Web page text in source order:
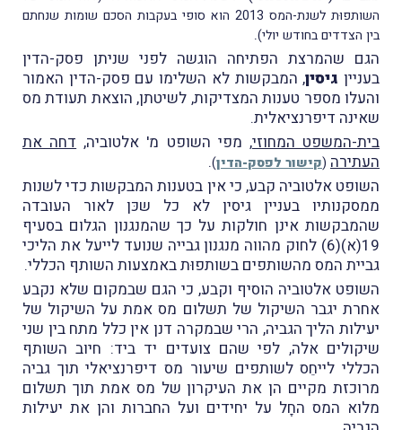
השותפוּת לשנת-המס 2013 הוא סופי בעקבות הסכם שומות שנחתם
בין הצדדים בחודש יולי).
הגם שהמרצת הפתיחה הוגשה לפני שניתן פסק-הדין
בעניין גיסין, המבקשות לא השלימו עם פסק-הדין האמור
והעלו מספר טענות המצדיקות, לשיטתן, הוצאת תעודת מס
שאינה דיפרנציאלית.
בית-המשפט המחוזי, מפי השופט מ' אלטוביה, דחה את
העתירה (קישור לפסק-הדין)
.
השופט אלטוביה קבע, כי אין בטענות המבקשות כדי לשנות
ממסקנותיו בעניין גיסין לא כל שכּן לאור העובדה
שהמבקשות אינן חולקות על כך שהמנגנון הגלום בסעיף
19(א)(6) לחוק מהווה מנגנון גבייה שנועד לייעל את הליכי
גביית המס מהשותפים בשותפוּת באמצעות השותף הכללי.
השופט אלטוביה הוסיף וקבע, כי הגם שבמקום שלא נקבע
אחרת יגבר השיקול של תשלום מס אמת על השיקול של
יעילות הליך הגביה, הרי שבמקרה דנן אין כלל מתח בין שני
שיקולים אלה, לפי שהם צועדים יד ביד: חיוב השותף
הכללי לייחֵס לשותפים שיעור מס דיפרנציאלי תוך גביה
מרוכזת מקיים הן את העיקרון של מס אמת תוך תשלום
מלוא המס החָל על יחידים ועל החברות והן את יעילות